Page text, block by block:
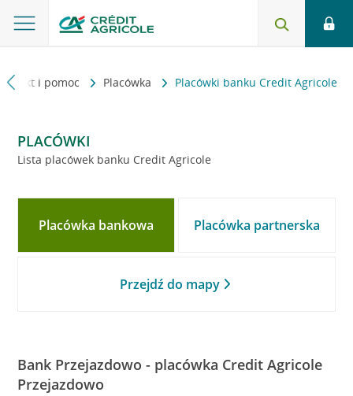
i pomoc Placówka Placówki banku Credit Agricole
PLACÓWKI
Lista placówek banku Credit Agricole
Placówka bankowa Placówka partnerska
Przejdź do mapy
Bank Przejazdowo - placówka Credit Agricole
Przejazdowo